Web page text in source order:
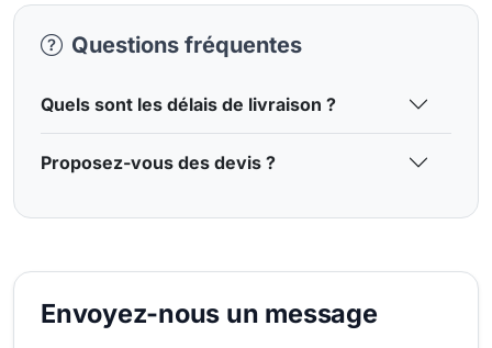
Questions fréquentes
Quels sont les délais de livraison ?
Proposez-vous des devis ?
Envoyez-nous un message